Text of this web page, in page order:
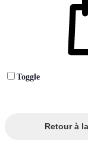
Toggle
Retour à